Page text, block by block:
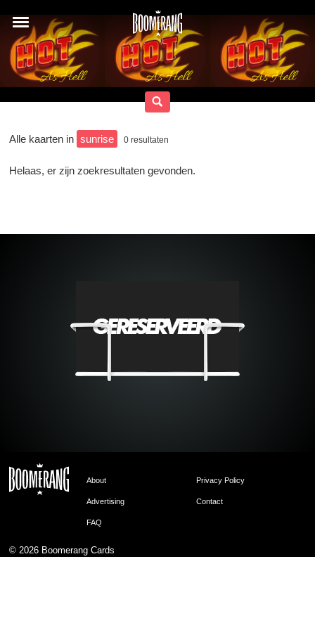
Alle kaarten in sunrise 0 resultaten
Helaas, er zijn zoekresultaten gevonden.
About Privacy Policy
Advertising Contact
FAQ
© 2026 Boomerang Cards